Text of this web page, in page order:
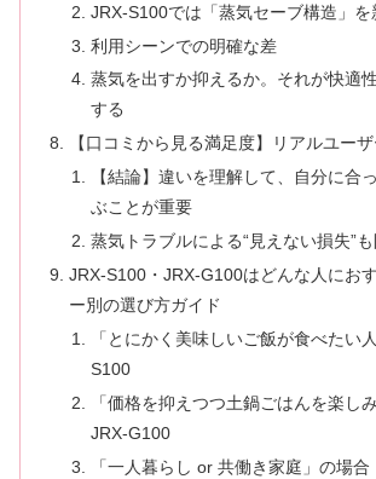
JRX-S100では「蒸気セーブ構造」を
利用シーンでの明確な差
蒸気を出すか抑えるか。それが快適
する
【口コミから見る満足度】リアルユー
【結論】違いを理解して、自分に合
ぶことが重要
蒸気トラブルによる“見えない損失”
JRX-S100・JRX-G100はどんな人にお
ー別の選び方ガイド
「とにかく美味しいご飯が食べたい
S100
「価格を抑えつつ土鍋ごはんを楽し
JRX-G100
「一人暮らし or 共働き家庭」の場合